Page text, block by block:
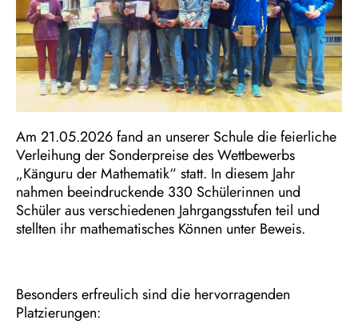
Am 21.05.2026 fand an unserer Schule die feierliche
Verleihung der Sonderpreise des Wettbewerbs
„Känguru der Mathematik“ statt. In diesem Jahr
nahmen beeindruckende 330 Schülerinnen und
Schüler aus verschiedenen Jahrgangsstufen teil und
stellten ihr mathematisches Können unter Beweis.
Besonders erfreulich sind die hervorragenden
Platzierungen: